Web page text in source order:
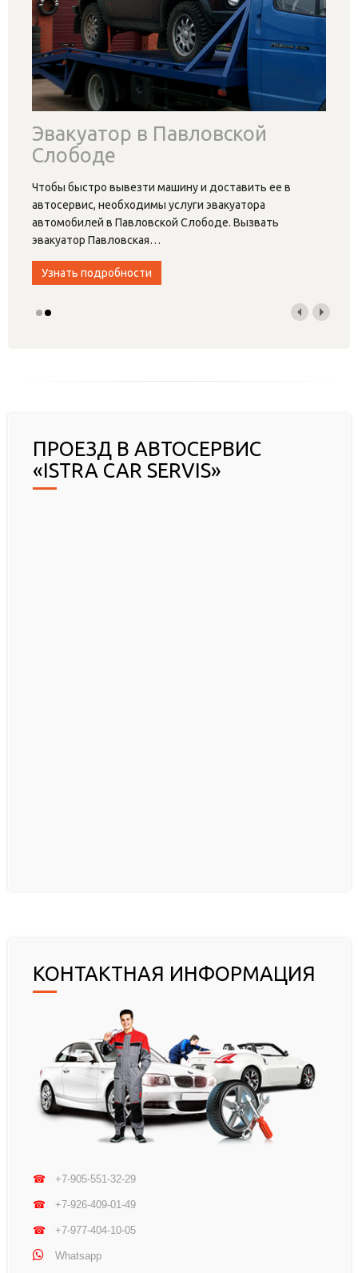
Эвакуатор в Павловской
Слободе
Чтобы быстро вывезти машину и доставить ее в
автосервис, необходимы услуги эвакуатора
автомобилей в Павловской Слободе. Вызвать
эвакуатор Павловская…
Узнать подробности
ПРОЕЗД В АВТОСЕРВИС
«ISTRA CAR SERVIS»
КОНТАКТНАЯ ИНФОРМАЦИЯ
☎ +7-905-551-32-29
☎ +7-926-409-01-49
☎ +7-977-404-10-05
Whatsapp